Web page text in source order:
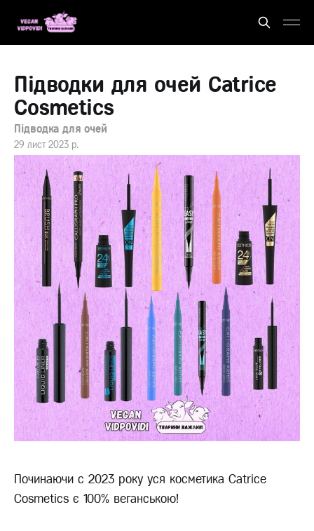
Підводки для очей Catrice
Cosmetics
Підводка для очей
29 лист 2023 р.
Починаючи с 2023 року уся косметика Catrice
Cosmetics є 100% веганською!